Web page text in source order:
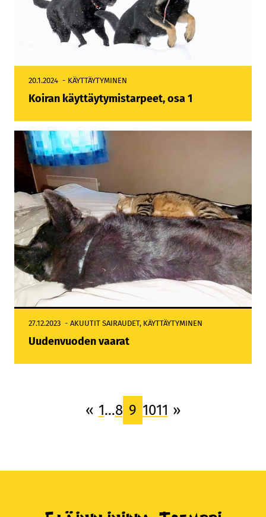
20.1.2024 KÄYTTÄYTYMINEN
Koiran käyttäytymistarpeet, osa 1
27.12.2023 AKUUTIT SAIRAUDET, KÄYTTÄYTYMINEN
Uudenvuoden vaarat
« 1…8 9 1011 »